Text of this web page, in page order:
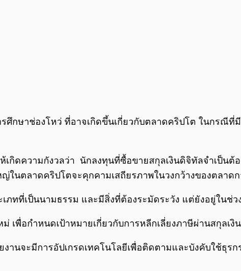
ศึกษาช่องโหว่ ที่อาจเกิดขึ้นเกี่ยวกับตลาดคริปโต ในกรณี
ดความกังวลว่า นักลงทุนที่ซื้อขายสกุลเงินดิจิทัลจำเป็นต้
ในตลาดคริปโตจะคุกคามเสถียรภาพในวงกว้างของตลาดก
ภทที่เป็นนามธรรม และมีสิ่งที่ต้องระมัดระวัง แต่ยังอยู่ในช่
พื่อกำหนดเป้าหมายเกี่ยวกับการหลีกเลี่ยงภาษีผ่านสกุลเงิ
านจะมีการอัปเกรดเทคโนโลยีเพื่อติดตามและบังคับใช้ธุร